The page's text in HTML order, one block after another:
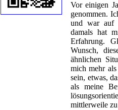
Vor einigen
genommen.
und war auf
damals hat
Erfahrung.
Wunsch,
ähnlichen
mich mehr
sein, etwas,
als meine
mittlerweile